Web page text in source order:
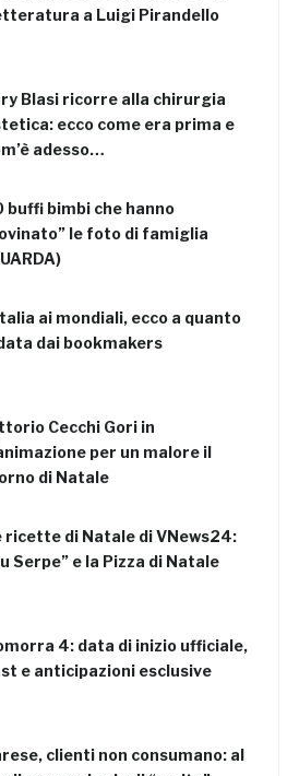
a Luigi Pirandello
Blasi ricorre alla chirurgia
ecco come era prima e
adesso…
buffi bimbi che hanno
le foto di famiglia
ai mondiali, ecco a quanto
dai bookmakers
Cecchi Gori in
per un malore il
di Natale
ricette di Natale di VNews24:
Serpe” e la Pizza di Natale
4: data di inizio ufficiale,
e anticipazioni esclusive
clienti non consumano: al